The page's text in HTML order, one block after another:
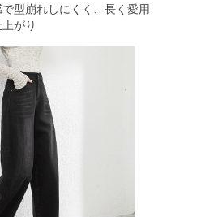
型崩れしにくく、長く愛用
がり